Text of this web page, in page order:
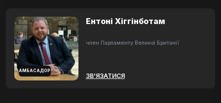
АМБАСАДОР
Ентоні Хіггінботам
член Парламенту Великої Британії
ЗВ'ЯЗАТИСЯ